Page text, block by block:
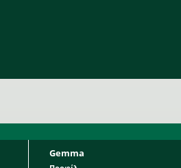
Gemma